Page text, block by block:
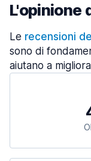
L'opinione
Le recensioni
sono di
aiutano a